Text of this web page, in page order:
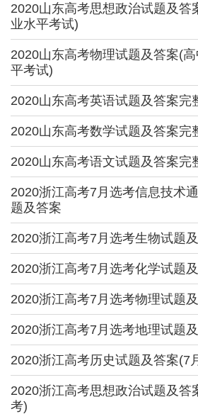
2020山东高考思想政治试题及答
业水平考试)
2020山东高考物理试题及答案(
平考试)
2020山东高考英语试题及答案完
2020山东高考数学试题及答案完
2020山东高考语文试题及答案完
2020浙江高考7月选考信息技术
题及答案
2020浙江高考7月选考生物试题
2020浙江高考7月选考化学试题
2020浙江高考7月选考物理试题
2020浙江高考7月选考地理试题
2020浙江高考历史试题及答案(7
2020浙江高考思想政治试题及答
考)